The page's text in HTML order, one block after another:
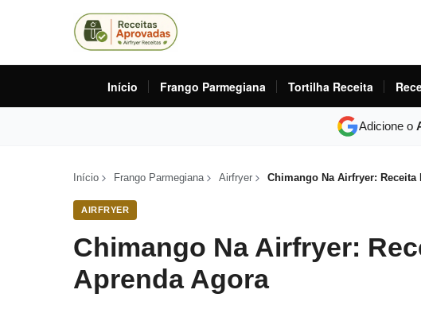
Início Frango Parmegiana Tortilha Receita
Adicione o
Início Frango Parmegiana Airfryer Chimango Na Airfryer:
AIRFRYER
Chimango Na Airfryer:
Aprenda Agora